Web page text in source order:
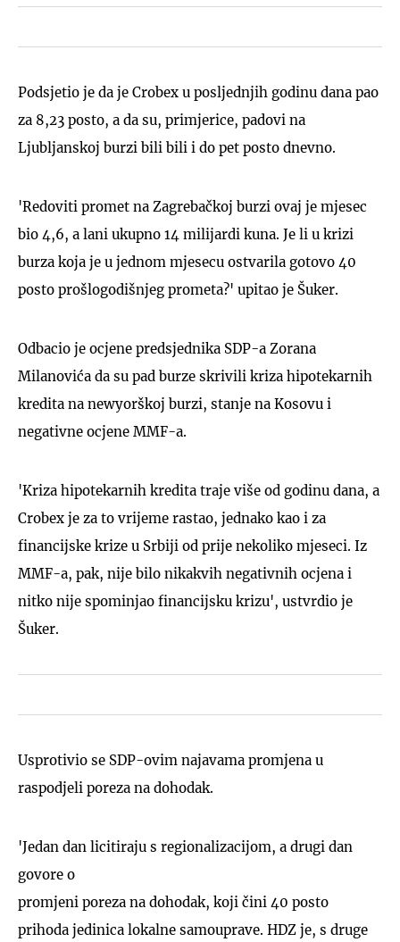
Podsjetio je da je Crobex u posljednjih godinu dana pao
za 8,23 posto, a da su, primjerice, padovi na
Ljubljanskoj burzi bili bili i do pet posto dnevno.
'Redoviti promet na Zagrebačkoj burzi ovaj je mjesec
bio 4,6, a lani ukupno 14 milijardi kuna. Je li u krizi
burza koja je u jednom mjesecu ostvarila gotovo 40
posto prošlogodišnjeg prometa?' upitao je Šuker.
Odbacio je ocjene predsjednika SDP-a Zorana
Milanovića da su pad burze skrivili kriza hipotekarnih
kredita na newyorškoj burzi, stanje na Kosovu i
negativne ocjene MMF-a.
'Kriza hipotekarnih kredita traje više od godinu dana, a
Crobex je za to vrijeme rastao, jednako kao i za
financijske krize u Srbiji od prije nekoliko mjeseci. Iz
MMF-a, pak, nije bilo nikakvih negativnih ocjena i
nitko nije spominjao financijsku krizu', ustvrdio je
Šuker.
Usprotivio se SDP-ovim najavama promjena u
raspodjeli poreza na dohodak.
'Jedan dan licitiraju s regionalizacijom, a drugi dan
govore o
promjeni poreza na dohodak, koji čini 40 posto
prihoda jedinica lokalne samouprave. HDZ je, s druge